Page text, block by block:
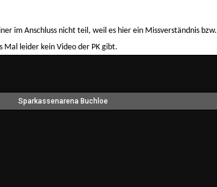
im Anschluss nicht teil, weil es hier ein Missverständnis bzw.
Mal leider kein Video der PK gibt.
Sparkassenarena Buchloe